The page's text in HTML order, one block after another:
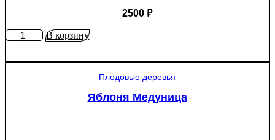
2500 ₽
КоличествоВ корзину
Плодовые деревья
Яблоня Медуница